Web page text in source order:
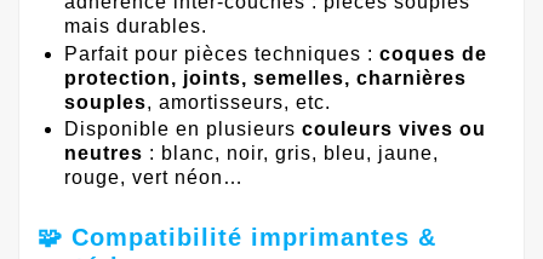
mais durables.
Parfait pour pièces techniques : coques de
protection, joints, semelles, charnières
souples, amortisseurs, etc.
Disponible en plusieurs couleurs vives ou
neutres : blanc, noir, gris, bleu, jaune,
rouge, vert néon…
🧩 Compatibilité imprimantes &